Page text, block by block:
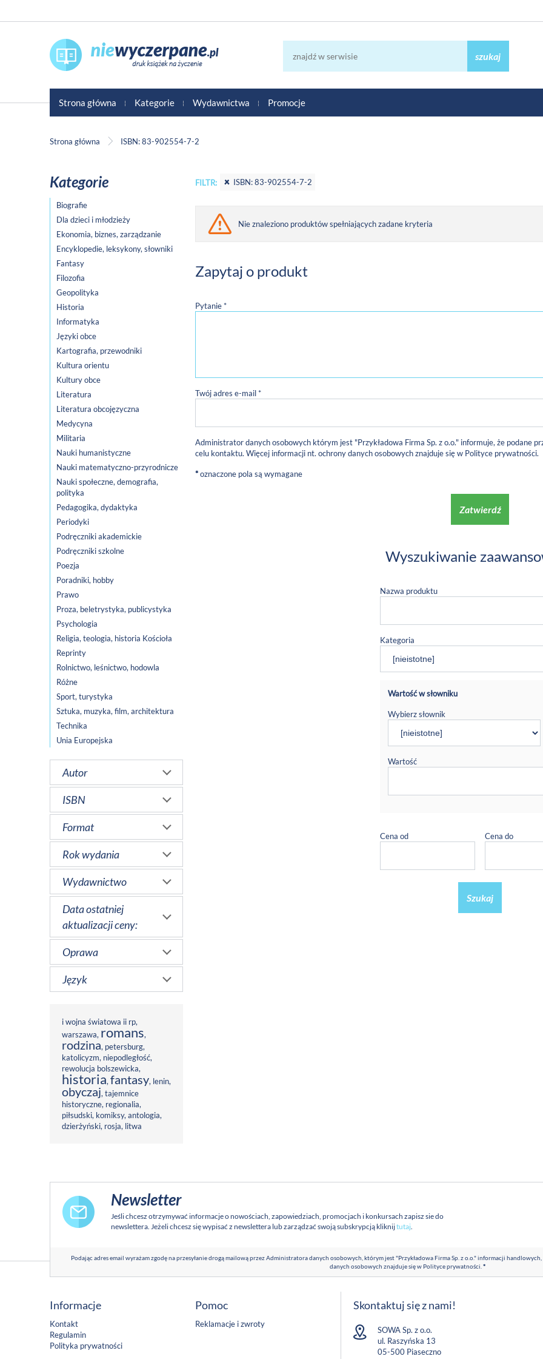
szukaj
Strona główna Kategorie Wydawnictwa Promocje
Strona główna ISBN: 83-902554-7-2
Kategorie
Biografie
Dla dzieci i młodzieży
Ekonomia, biznes, zarządzanie
Encyklopedie, leksykony, słowniki
Fantasy
Filozofia
Geopolityka
Historia
Informatyka
Języki obce
Kartografia, przewodniki
Kultura orientu
Kultury obce
Literatura
Literatura obcojęzyczna
Medycyna
Militaria
Nauki humanistyczne
Nauki matematyczno-przyrodnicze
Nauki społeczne, demografia,
polityka
Pedagogika, dydaktyka
Periodyki
Podręczniki akademickie
Podręczniki szkolne
Poezja
Poradniki, hobby
Prawo
Proza, beletrystyka, publicystyka
Psychologia
Religia, teologia, historia Kościoła
Reprinty
Rolnictwo, leśnictwo, hodowla
Różne
Sport, turystyka
Sztuka, muzyka, film, architektura
Technika
Unia Europejska
Autor
ISBN
Format
Rok wydania
Wydawnictwo
Data ostatniej
aktualizacji ceny:
Oprawa
Język
i wojna światowa ii rp,
warszawa, romans,
rodzina, petersburg,
katolicyzm, niepodległość,
rewolucja bolszewicka,
historia,fantasy, lenin,
obyczaj,tajemnice
historyczne, regionalia,
piłsudski, komiksy,antologia,
dzierżyński, rosja, litwa
FILTR: ISBN: 83-902554-7-2
Nie znaleziono produktów spełniających zadane kryteria
Zapytaj o produkt
Pytanie *
Twój adres e-mail *
Administrator danych osobowych którym jest "Przykładowa Firma Sp. z o.o." informuje, że podane
celu kontaktu. Więcej informacji nt. ochrony danych osobowych znajduje się w Polityce prywatności.
*oznaczone pola są wymagane
Zatwierdź
Wyszukiwanie
Nazwa produktu
Kategoria
Wartość w słowniku
Wybierz słownik
Wartość
Cena od Cena do
Szukaj
Newsletter
Jeśli chcesz otrzymywać informacje o nowościach, zapowiedziach, promocjach i konkursach zapisz sie do
newslettera. Jeżeli chcesz się wypisać z newslettera lub zarządzać swoją subskrypcją kliknijtutaj.
Podając adres email wyrażam zgodę na przesyłanie drogą mailową przez Administratora danych osobowych, którym jest "Przykładowa Firma Sp. z o.o." informacji
danych osobowych znajduje się w Polityce prywatności.*
Informacje
Kontakt
Regulamin
Polityka prywatności
Pomoc
Reklamacje i zwroty
Skontaktuj się z nami!
SOWA Sp. z o.o.
ul. Raszyńska 13
05-500 Piaseczno